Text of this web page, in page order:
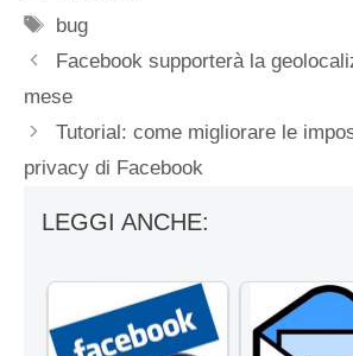
Tag
bug
Facebook supporterà la
mese
Tutorial: come migliorare le
privacy di Facebook
LEGGI ANCHE: